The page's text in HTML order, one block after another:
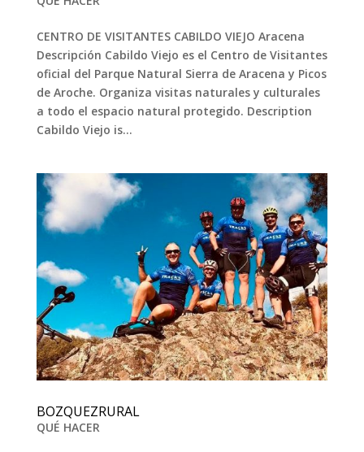
CENTRO DE VISITANTES CABILDO VIEJO Aracena
Descripción Cabildo Viejo es el Centro de Visitantes
oficial del Parque Natural Sierra de Aracena y Picos
de Aroche. Organiza visitas naturales y culturales
a todo el espacio natural protegido. Description
Cabildo Viejo is...
BOZQUEZRURAL
QUÉ HACER